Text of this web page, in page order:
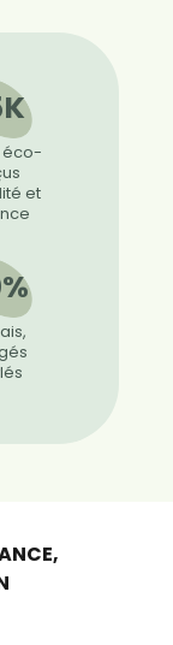
éco-
et